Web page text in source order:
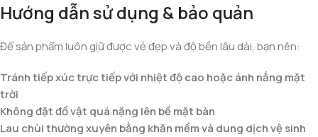
Hướng dẫn sử dụng & bảo quản
Để sản phẩm luôn giữ được vẻ đẹp và độ bền lâu dài, bạn nên:
Tránh tiếp xúc trực tiếp với nhiệt độ cao hoặc ánh nắng mặt
trời
Không đặt đồ vật quá nặng lên bề mặt bàn
Lau chùi thường xuyên bằng khăn mềm và dung dịch vệ sinh